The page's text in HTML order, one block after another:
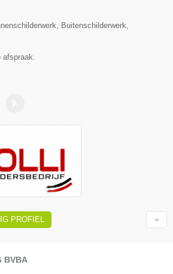
Buitenschilderwerk,
afspraak.
PROFIEL
BVBA